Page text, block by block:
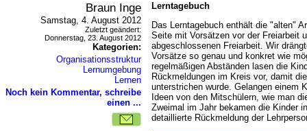
Braun Inge
Samstag, 4. August 2012
Zuletzt geändert:
Donnerstag, 23. August 2012
Kategorien:
Organisationsstruktur
Lernumgebung
Lernen
Noch kein Kommentar, schreibe
einen ...
Lerntagebuch
Das Lerntagebuch enthält die "alten"
Seite mit Vorsätzen vor der Freiarbeit
abgeschlossenen Freiarbeit. Wir
Vorsätze so genau und konkret wie
regelmäßigen Abständen lasen die
Rückmeldungen im Kreis vor, damit
unterstrichen wurde. Gelangen einem
Ideen von den Mitschülern, wie man
Zweimal im Jahr bekamen die Kinder
detaillierte Rückmeldung der